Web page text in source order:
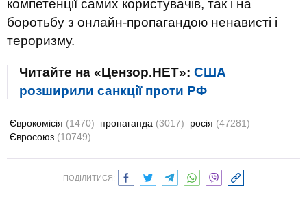
компетенції самих користувачів, так і на
боротьбу з онлайн-пропагандою ненависті і
тероризму.
Читайте на «Цензор.НЕТ»: США
розширили санкції проти РФ
Єврокомісія (1470) пропаганда (3017) росія (47281)
Євросоюз (10749)
ПОДІЛИТИСЯ: